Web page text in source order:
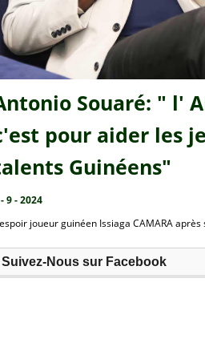
Souaré: " l'
pour aider les
Guinéens"
9 - 2024
joueur guinéen Issiaga CAMARA après
Suivez-Nous sur Facebook